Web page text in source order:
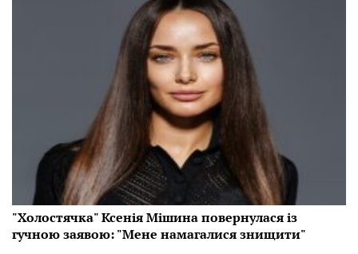
"Холостячка" Ксенія Мішина повернулася із
гучною заявою: "Мене намагалися знищити"